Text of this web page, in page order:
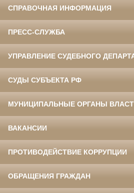
СПРАВОЧНАЯ ИНФОРМАЦИЯ
ПРЕСС-СЛУЖБА
УПРАВЛЕНИЕ СУДЕБНОГО
СУДЫ СУБЪЕКТА РФ
МУНИЦИПАЛЬНЫЕ ОРГАНЫ
ВАКАНСИИ
ПРОТИВОДЕЙСТВИЕ КОРРУПЦИИ
ОБРАЩЕНИЯ ГРАЖДАН